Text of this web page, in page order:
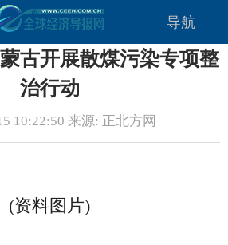
导航
古开展散煤污染专项整
治行动
10:22:50 来源: 正北方网
(资料图片)